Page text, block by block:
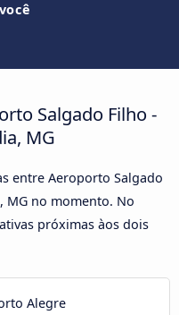
Salgado Filho -
MG
entre Aeroporto Salgado
MG no momento. No
próximas àos dois
Alegre